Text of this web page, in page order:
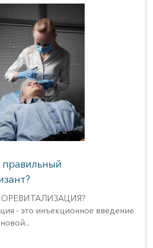
потливость
акне
молодость (25+)
правильный
- это инъекционное введение